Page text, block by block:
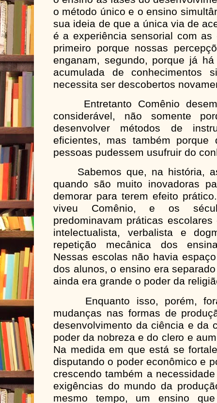
o método único e o ensino
sua ideia de que a única via de
é a experiência sensorial com
primeiro porque nossas
enganam, segundo, porque já
acumulada de conhecimentos
necessita ser descobertos
Entretanto Comênio
considerável, não somente
desenvolver métodos de
eficientes, mas também porque
pessoas pudessem usufruir do
Sabemos que, na história, as
quando são muito inovadoras
demorar para terem efeito
viveu Comênio, e os
predominavam práticas
intelectualista, verbalista e
repetição mecânica dos
Nessas escolas não havia
dos alunos, o ensino era
ainda era grande o poder da
Enquanto isso, porém,
mudanças nas formas de
desenvolvimento da ciência e da
poder da nobreza e do clero e
Na medida em que está se
disputando o poder econômico e
crescendo também a
exigências do mundo da
mesmo tempo, um ensino